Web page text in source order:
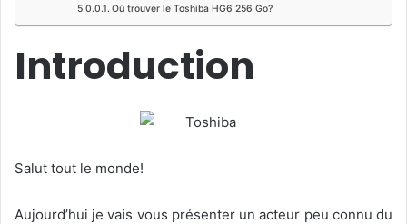
Où trouver le Toshiba HG6 256 Go?
Introduction
Salut tout le monde!
Aujourd’hui je vais vous présenter un acteur peu connu du